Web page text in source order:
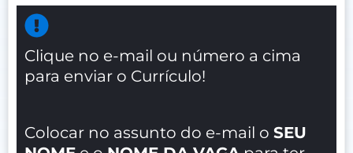
Clique no e-mail ou número a cima
para enviar o Currículo!
Colocar no assunto do e-mail o SEU